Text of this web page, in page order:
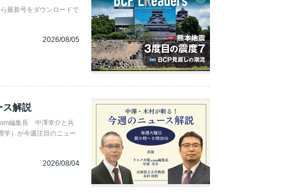
最新号をダウンロードで
2026/08/05
ス解説
編集長 中澤幸介と兵
）が今週注目のニュー
2026/08/04